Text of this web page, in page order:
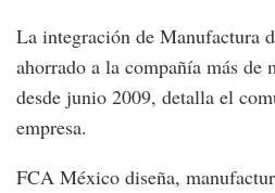
La integración de Manufactura
ahorrado a la compañía más
desde junio 2009, detalla el
empresa.
FCA México diseña,